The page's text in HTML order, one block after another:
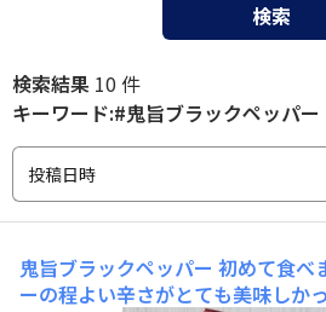
検索
検索結果 10 件
キーワード:#鬼旨ブラックペッパー
投稿日時
鬼旨ブラックペッパー 初めて食べ
ーの程よい辛さがとても美味しか